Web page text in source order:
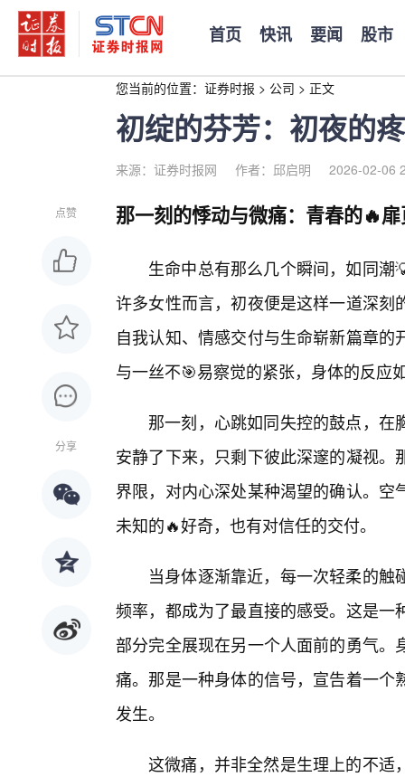
首页 快讯 要闻 股市
您当前的位置： 证券时报 > 公司 > 正文
初绽的芬芳：初夜的
来源：证券时报网 作者：邱启明 2026-02-06
点赞
分享
那一刻的悸动与微痛：青春的🔥
生命中总有那么几个瞬间，如同
许多女性而言，初夜便是这样一道深
自我认知、情感交付与生命崭新篇章
与一丝不🎯易察觉的紧张，身体的反应
那一刻，心跳如同失控的鼓点，
安静了下来，只剩下彼此深邃的凝视
界限，对内心深处某种渴望的确认。
未知的🔥好奇，也有对信任的交付。
当身体逐渐靠近，每一次轻柔的
频率，都成为了最直接的感受。这是
部分完全展现在另一个人面前的勇气
痛。那是一种身体的信号，宣告着一
发生。
这微痛，并非全然是生理上的不适